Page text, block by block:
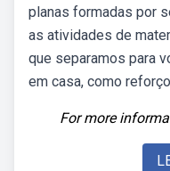
planas formadas por
as atividades de
que separamos para
em casa, como
For more